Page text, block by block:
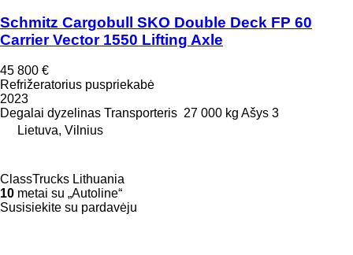
Schmitz Cargobull SKO Double Deck FP 60
Carrier Vector 1550 Lifting Axle
45 800 €
Refrižeratorius puspriekabė
2023
Degalai dyzelinas Transporteris 27 000 kg Ašys 3
Lietuva, Vilnius
ClassTrucks Lithuania
10 metai su „Autoline“
Susisiekite su pardavėju